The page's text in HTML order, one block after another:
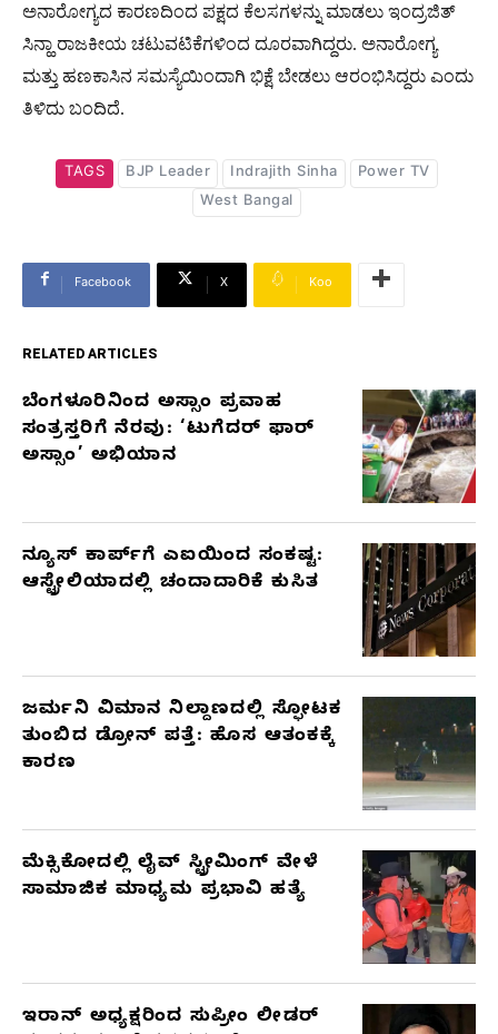
ಅನಾರೋಗ್ಯದ ಕಾರಣದಿಂದ ಪಕ್ಷದ ಕೆಲಸಗಳನ್ನು ಮಾಡಲು ಇಂದ್ರಜಿತ್
ಸಿನ್ಹಾ ರಾಜಕೀಯ ಚಟುವಟಿಕೆಗಳಿಂದ ದೂರವಾಗಿದ್ದರು. ಅನಾರೋಗ್ಯ
ಮತ್ತು ಹಣಕಾಸಿನ ಸಮಸ್ಯೆಯಿಂದಾಗಿ ಭಿಕ್ಷೆ ಬೇಡಲು ಆರಂಭಿಸಿದ್ದರು ಎಂದು
ತಿಳಿದು ಬಂದಿದೆ.
TAGS BJP Leader Indrajith Sinha
Power TV
West Bangal
Facebook X Koo
RELATED ARTICLES
RELATED
ARTICLES
ಬೆಂಗಳೂರಿನಿಂದ ಅಸ್ಸಾಂ ಪ್ರವಾಹ
ಸಂತ್ರಸ್ತರಿಗೆ ನೆರವು: ‘ಟುಗೆದರ್ ಫಾರ್
ಅಸ್ಸಾಂ’ ಅಭಿಯಾನ
ನ್ಯೂಸ್ ಕಾರ್ಪ್‌ಗೆ ಎಐಯಿಂದ ಸಂಕಷ್ಟ:
ಆಸ್ಟ್ರೇಲಿಯಾದಲ್ಲಿ ಚಂದಾದಾರಿಕೆ ಕುಸಿತ
ಜರ್ಮನಿ ವಿಮಾನ ನಿಲ್ದಾಣದಲ್ಲಿ ಸ್ಫೋಟಕ
ತುಂಬಿದ ಡ್ರೋನ್ ಪತ್ತೆ: ಹೊಸ ಆತಂಕಕ್ಕೆ
ಕಾರಣ
ಮೆಕ್ಸಿಕೋದಲ್ಲಿ ಲೈವ್ ಸ್ಟ್ರೀಮಿಂಗ್ ವೇಳೆ
ಸಾಮಾಜಿಕ ಮಾಧ್ಯಮ ಪ್ರಭಾವಿ ಹತ್ಯೆ
ಇರಾನ್ ಅಧ್ಯಕ್ಷರಿಂದ ಸುಪ್ರೀಂ ಲೀಡರ್